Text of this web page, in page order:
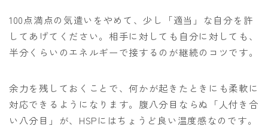
100点満点の気遣いをやめて、少し「適当」な自分を許
してあげてください。相手に対しても自分に対しても、
半分くらいのエネルギーで接するのが継続のコツです。
余力を残しておくことで、何かが起きたときにも柔軟に
対応できるようになります。腹八分目ならぬ「人付き合
い八分目」が、HSPにはちょうど良い温度感なのです。